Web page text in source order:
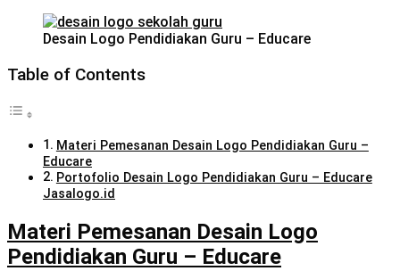
Desain Logo Pendidiakan Guru – Educare
Table of Contents
Materi Pemesanan Desain Logo Pendidiakan Guru –
Educare
Portofolio Desain Logo Pendidiakan Guru – Educare
Jasalogo.id
Materi Pemesanan Desain Logo
Pendidiakan Guru – Educare